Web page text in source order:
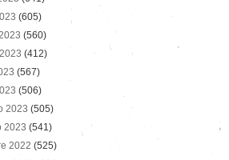
(605)
(560)
(412)
(567)
(506)
2023 (505)
2023 (541)
2022 (525)